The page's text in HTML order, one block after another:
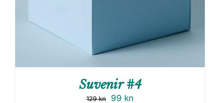
Suvenir #4
129kn 99 kn